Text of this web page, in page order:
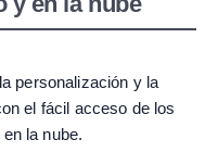
personalización y la
el fácil acceso de los
la nube.